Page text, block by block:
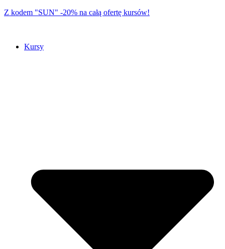
Z kodem "SUN" -20% na całą ofertę kursów!
Kursy